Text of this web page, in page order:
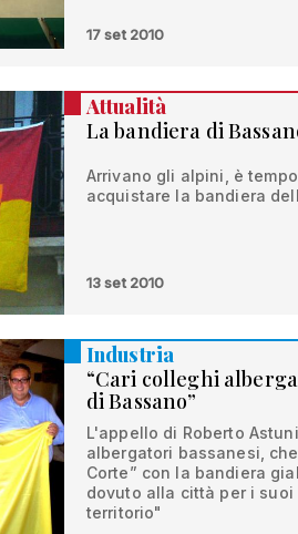
17 set 2010
Attualità
La bandiera di
Arrivano gli alpini, è
acquistare la bandiera
13 set 2010
Industria
“Cari colleghi
di Bassano”
L'appello di Roberto
albergatori bassanesi,
Corte” con la bandiera
dovuto alla città per i
territorio"